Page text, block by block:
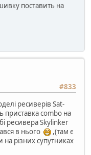
поставить на
#833
ресиверів Sat-
приставка combo на
ресивера Skylinker
в нього
,(там є
на різних супутниках